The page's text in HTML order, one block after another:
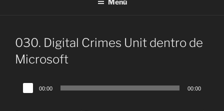
Menú
030. Digital Crimes Unit dentro de
Microsoft
Reproductor
de
00:00 00:00